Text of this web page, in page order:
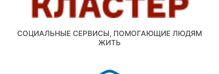
СОЦИАЛЬНЫЕ СЕРВИСЫ, ПОМОГАЮЩИЕ ЛЮДЯМ
ЖИТЬ